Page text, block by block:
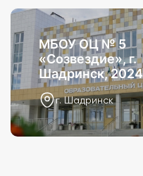
МБОУ ОЦ № 5
«Созвездие», г.
Шадринск, 2024
г. Шадринск